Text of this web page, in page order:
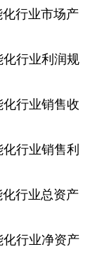
行业市场产
行业利润规
行业销售收
行业销售利
行业总资产
行业净资产